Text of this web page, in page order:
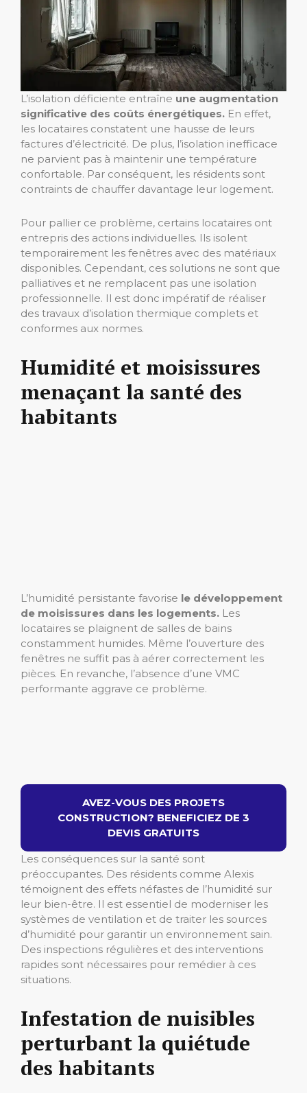
L’isolation déficiente entraîne une augmentation
significative des coûts énergétiques. En effet,
les locataires constatent une hausse de leurs
factures d’électricité. De plus, l’isolation inefficace
ne parvient pas à maintenir une température
confortable. Par conséquent, les résidents sont
contraints de chauffer davantage leur logement.
Pour pallier ce problème, certains locataires ont
entrepris des actions individuelles. Ils isolent
temporairement les fenêtres avec des matériaux
disponibles. Cependant, ces solutions ne sont que
palliatives et ne remplacent pas une isolation
professionnelle. Il est donc impératif de réaliser
des travaux d’isolation thermique complets et
conformes aux normes.
Humidité et moisissures
menaçant la santé des
habitants
L’humidité persistante favorise le développement
de moisissures dans les logements. Les
locataires se plaignent de salles de bains
constamment humides. Même l’ouverture des
fenêtres ne suffit pas à aérer correctement les
pièces. En revanche, l’absence d’une VMC
performante aggrave ce problème.
AVEZ-VOUS DES PROJETS
CONSTRUCTION? BENEFICIEZ DE 3
DEVIS GRATUITS
Les conséquences sur la santé sont
préoccupantes. Des résidents comme Alexis
témoignent des effets néfastes de l’humidité sur
leur bien-être. Il est essentiel de moderniser les
systèmes de ventilation et de traiter les sources
d’humidité pour garantir un environnement sain.
Des inspections régulières et des interventions
rapides sont nécessaires pour remédier à ces
situations.
Infestation de nuisibles
perturbant la quiétude
des habitants